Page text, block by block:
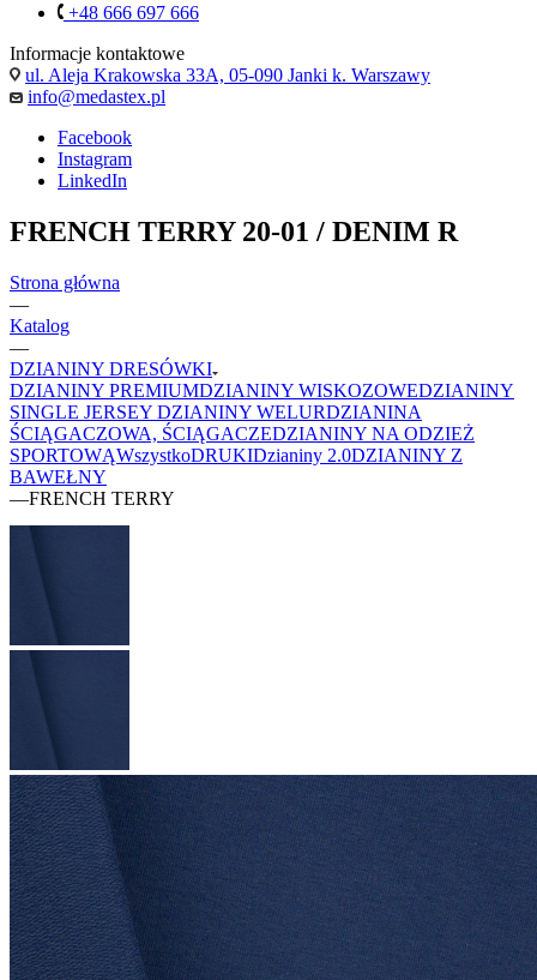
+48 666 697 666
Informacje kontaktowe
ul. Aleja Krakowska 33A, 05-090 Janki k. Warszawy
info@medastex.pl
Facebook
Instagram
LinkedIn
FRENCH TERRY 20-01 / DENIM R
Strona główna
—
Katalog
—
DZIANINY DRESÓWKI
DZIANINY PREMIUMDZIANINY WISKOZOWEDZIANINY
SINGLE JERSEY DZIANINY WELURDZIANINA
ŚCIĄGACZOWA, ŚCIĄGACZEDZIANINY NA ODZIEŻ
SPORTOWĄWszystkoDRUKIDzianiny 2.0DZIANINY Z
BAWEŁNY
—FRENCH TERRY